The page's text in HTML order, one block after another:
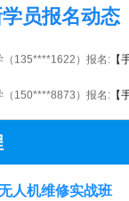
员报名动态
（157****3341）报名:【
135****1622）报名: 【
150****8873）报名: 【
131****1714）报名:【
139****8967）报名:【
13807313137
人机维修实战班